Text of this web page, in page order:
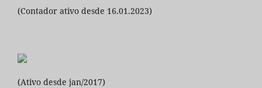
(Contador ativo desde 16.01.2023)
(Ativo desde jan/2017)